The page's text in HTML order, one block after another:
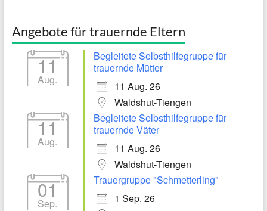
Angebote für trauernde Eltern
11
Aug.
Begleitete Selbsthilfegruppe für
trauernde Mütter
11 Aug. 26
Waldshut-Tiengen
11
Aug.
Begleitete Selbsthilfegruppe für
trauernde Väter
11 Aug. 26
Waldshut-Tiengen
01
Sep.
Trauergruppe "Schmetterling"
1 Sep. 26